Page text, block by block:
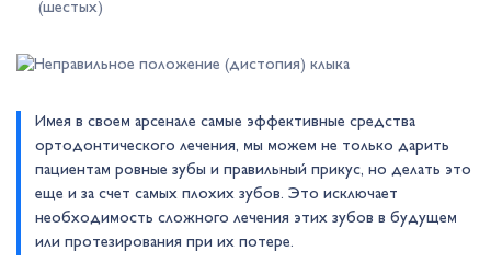
(шестых)
Имея в своем арсенале самые эффективные средства
ортодонтического лечения, мы можем не только дарить
пациентам ровные зубы и правильный прикус, но делать это
еще и за счет самых плохих зубов. Это исключает
необходимость сложного лечения этих зубов в будущем
или протезирования при их потере.